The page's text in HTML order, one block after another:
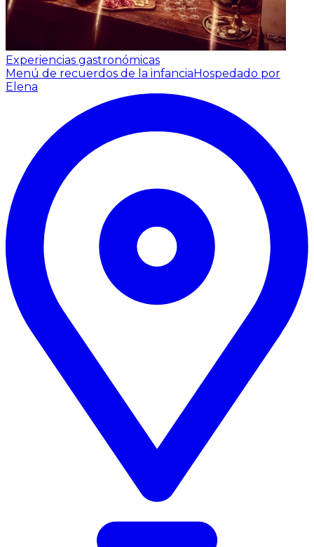
Experiencias gastronómicas
Menú de recuerdos de la infanciaHospedado por
Elena